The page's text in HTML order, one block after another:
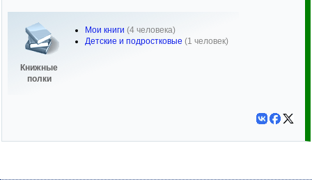
Книжные
полки
Мои книги (4 человека)
Детские и подростковые (1 человек)